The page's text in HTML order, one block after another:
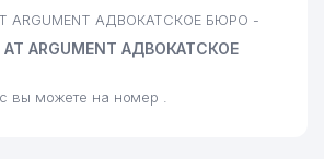
ARGUMENT АДВОКАТСКОЕ БЮРО -
ARGUMENT АДВОКАТСКОЕ
вы можете на номер .